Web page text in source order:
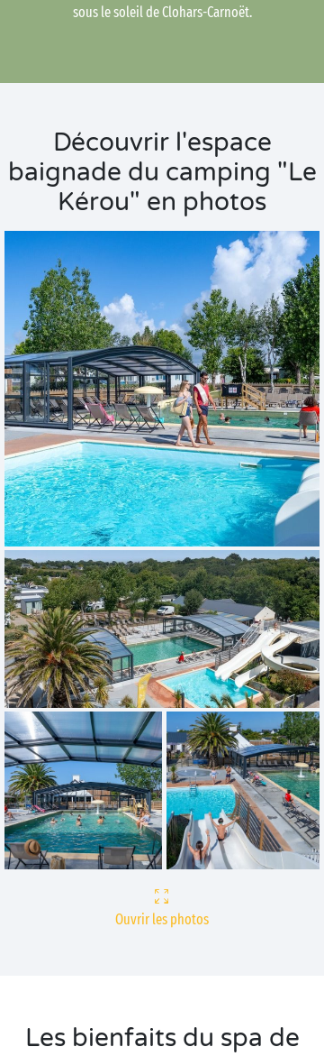
sous le soleil de Clohars-Carnoët.
Découvrir l'espace
baignade du camping "Le
Kérou" en photos
Ouvrir les photos
Les bienfaits du spa de